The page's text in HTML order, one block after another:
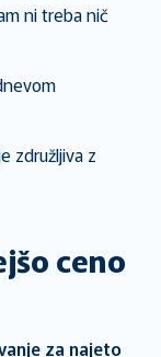
ni treba nič
združljiva z
ceno
za najeto